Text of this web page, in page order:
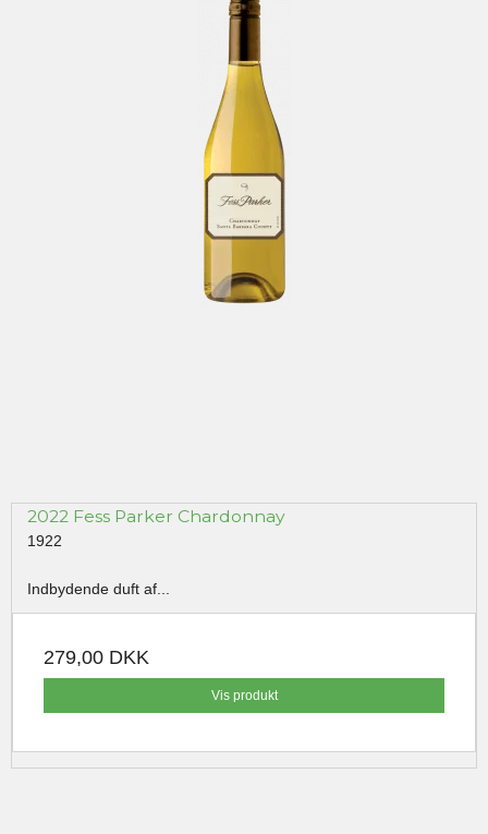
2022 Fess Parker Chardonnay
1922
Indbydende duft af...
279,00 DKK
Vis produkt